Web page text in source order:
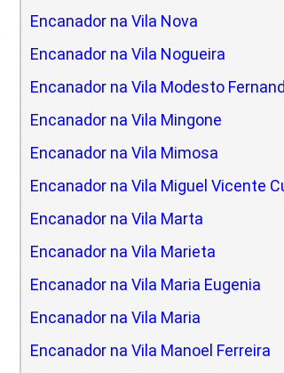
Encanador na Vila Nova
Encanador na Vila Nogueira
Encanador na Vila Modesto
Encanador na Vila Mingone
Encanador na Vila Mimosa
Encanador na Vila Miguel Vicente
Encanador na Vila Marta
Encanador na Vila Marieta
Encanador na Vila Maria Eugenia
Encanador na Vila Maria
Encanador na Vila Manoel Ferreira